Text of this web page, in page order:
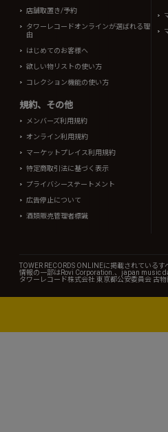
店舗取置き/予約
タワーレコードオンラインが選ばれる理
由
はじめてのお客様へ
欲しい物リストの使い方
コレクション機能の使い方
規約、その他
メンバーズ利用規約
オンライン利用規約
マーケットプレイス利用規約
特定商取引法に基づく表示
プライバシーステートメント
広告停止について
酒類販売管理者標識
TOWER RECORDS ONLINEに掲載されてい
情報の一部はRovi Corporation.、japan music
タワーレコード株式会社 東京都公安委員会 古